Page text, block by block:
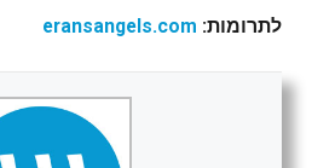
לתרומות: eransangels.com